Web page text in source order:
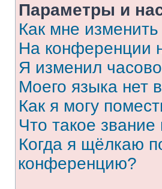
Параметры и
Как мне
На конференции
Я изменил
Моего языка нет
Как я могу
Что такое звание
Когда я щёлкаю
конференцию?